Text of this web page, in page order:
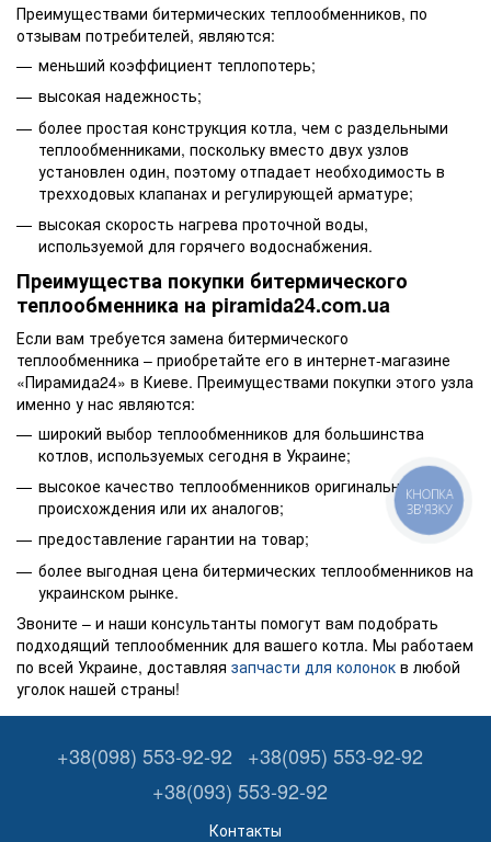
Преимуществами битермических теплообменников, по
отзывам потребителей, являются:
меньший коэффициент теплопотерь;
высокая надежность;
более простая конструкция котла, чем с раздельными
теплообменниками, поскольку вместо двух узлов
установлен один, поэтому отпадает необходимость в
трехходовых клапанах и регулирующей арматуре;
высокая скорость нагрева проточной воды,
используемой для горячего водоснабжения.
Преимущества покупки битермического
теплообменника на piramida24.com.ua
Если вам требуется замена битермического
теплообменника – приобретайте его в интернет-магазине
«Пирамида24» в Киеве. Преимуществами покупки этого узла
именно у нас являются:
широкий выбор теплообменников для большинства
котлов, используемых сегодня в Украине;
высокое качество теплообменников оригинального
происхождения или их аналогов;
предоставление гарантии на товар;
более выгодная цена битермических теплообменников на
украинском рынке.
Звоните – и наши консультанты помогут вам подобрать
подходящий теплообменник для вашего котла. Мы работаем
по всей Украине, доставляя запчасти для колонок в любой
уголок нашей страны!
+38(098) 553-92-92
+38(095) 553-92-92
+38(093) 553-92-92
Контакты
КНОПКА
ЗВ'ЯЗКУ